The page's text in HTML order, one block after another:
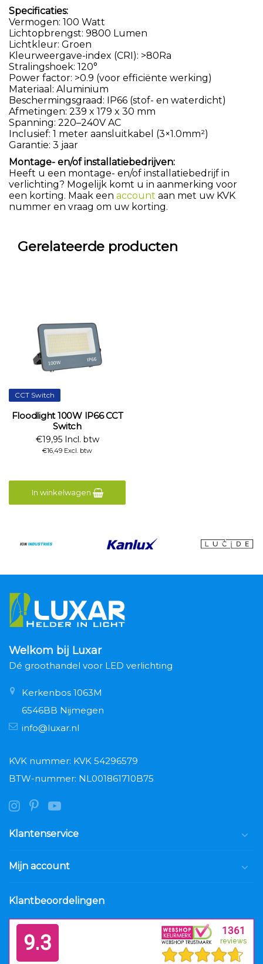
Specificaties:
Vermogen: 100 Watt
Lichtopbrengst: 9800 Lumen
Lichtkleur: Groen
Kleurweergave-index (CRI): >80Ra
Stralingshoek: 120°
Power factor: >0.9 (voor efficiënte werking)
Materiaal: Aluminium
Beschermingsgraad: IP66 (stof- en waterdicht)
Afmetingen: 239 x 179 x 30 mm
Spanning: 220–240V AC
Inclusief: 1 meter aansluitkabel (3×1.0mm²)
Garantie: 3 jaar
Montage- en/of installatiebedrijven:
Heeft u een montage- en/of installatiebedrijf in
verlichting? Mogelijk komt u in aanmerking voor
een korting. Maak een account aan met uw KVK
nummer en vraag om uw korting.
Gerelateerde producten
CCT Switch
Floodlight 100W IP66 CCT
Switch
€19,95 Incl. btw
€16,49 Excl. btw
In winkelwagen
Welkom bij Luxar
Dé groothandel voor LED verlichting
Kerkenbos 1063M
6546BB Nijmegen
info@luxar.nl
KVK nummer: KVK 54296579
BTW-nummer: NL001861710B75
Klantenservice
Mijn account
Klantbeoordelingen